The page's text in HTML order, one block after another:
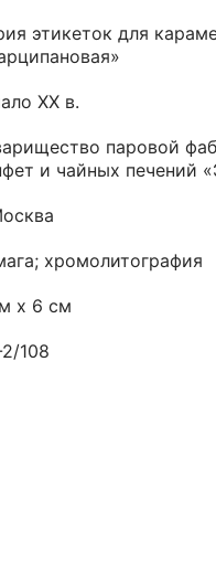
этикеток для
ХХ в.
паровой
и чайных печений
хромолитография
х 6 см
108